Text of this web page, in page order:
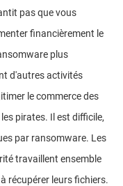
pas que vous
financièrement le
plus
d'autres activités
le commerce des
pirates. Il est difficile,
par ransomware. Les
travaillent ensemble
récupérer leurs fichiers.